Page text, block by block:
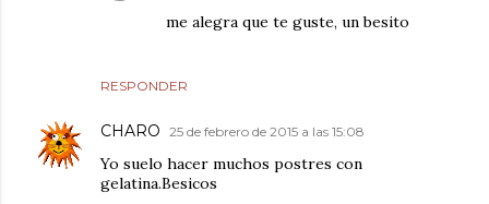
RESPONDER
me alegra que te guste, un besito
CHARO 25 de febrero de 2015 a las 15:08
Yo suelo hacer muchos postres con
gelatina.Besicos